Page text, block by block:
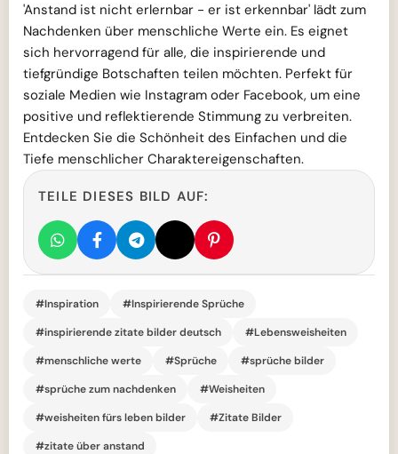
'Anstand ist nicht erlernbar - er ist erkennbar' lädt zum
Nachdenken über menschliche Werte ein. Es eignet
sich hervorragend für alle, die inspirierende und
tiefgründige Botschaften teilen möchten. Perfekt für
soziale Medien wie Instagram oder Facebook, um eine
positive und reflektierende Stimmung zu verbreiten.
Entdecken Sie die Schönheit des Einfachen und die
Tiefe menschlicher Charaktereigenschaften.
TEILE DIESES BILD AUF:
#Inspiration
#Inspirierende Sprüche
#inspirierende zitate bilder deutsch
#Lebensweisheiten
#menschliche werte
#Sprüche
#sprüche bilder
#sprüche zum nachdenken
#Weisheiten
#weisheiten fürs leben bilder
#Zitate Bilder
#zitate über anstand